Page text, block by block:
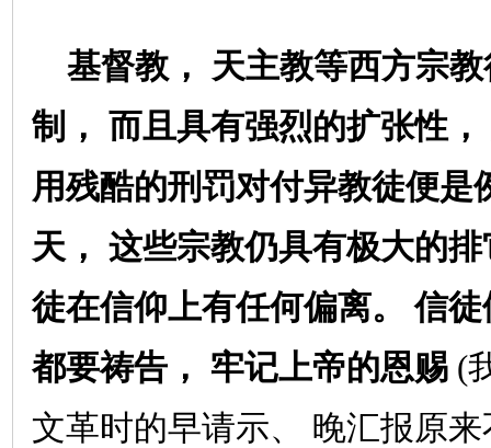
基督教，
天主教等西方宗
制，
而且具有强烈的扩张性，
用残酷的刑罚对付异教徒便是
天， 这些宗教仍具有极大的排
徒在信仰上有任何偏离。
信徒
都要祷告， 牢记上帝的恩赐(
文革时的早请示、
晚汇报原